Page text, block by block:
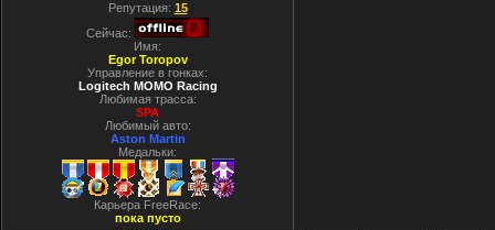
Репутация: 15
Сейчас:
Имя:
Egor Toropov
Управление в гонках:
Logitech MOMO Racing
Любимая трасса:
SPA
Любимый авто:
Aston Martin
Медальки:
Карьера FreeRace:
пока пусто